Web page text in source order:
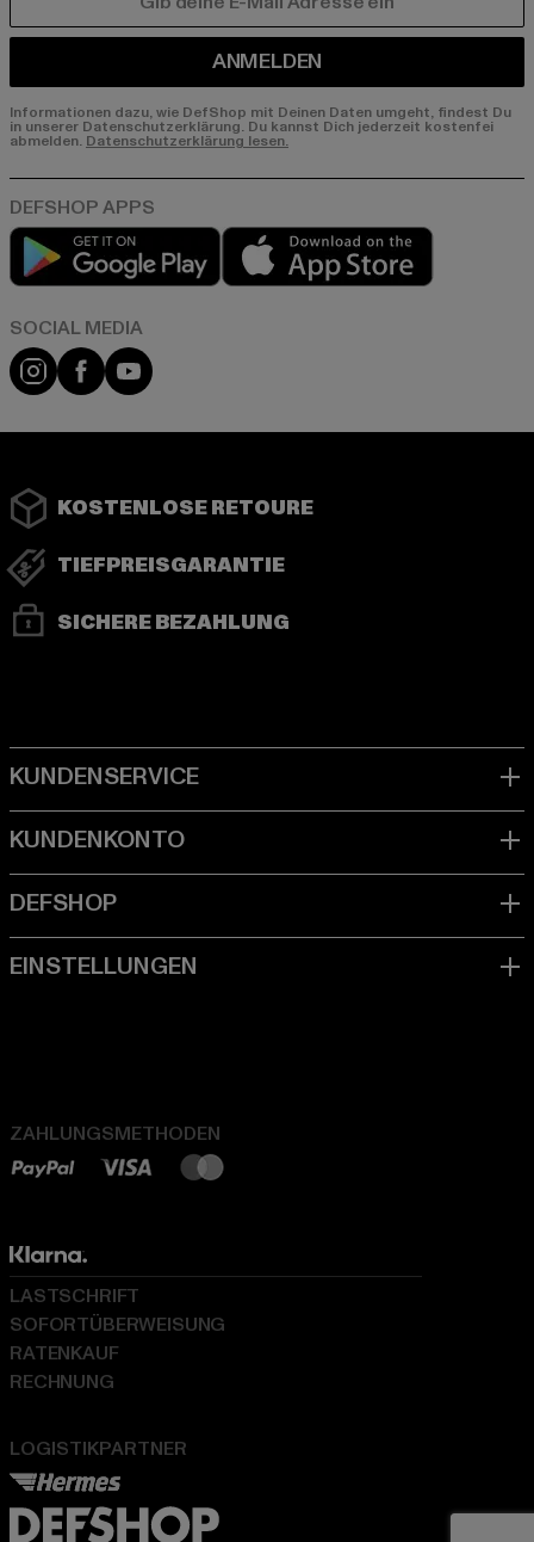
ANMELDEN
Informationen dazu, wie DefShop mit Deinen Daten umgeht, findest Du
in unserer Datenschutzerklärung. Du kannst Dich jederzeit kostenfei
abmelden. Datenschutzerklärung lesen.
Play market
Instagram
FacebookYouTube
KOSTENLOSE RETOURE
TIEFPREISGARANTIE
SICHERE BEZAHLUNG
ZAHLUNGSMETHODEN
LOGISTIKPARTNER
LASTSCHRIFT
SOFORTÜBERWEISUNG
RATENKAUF
RECHNUNG